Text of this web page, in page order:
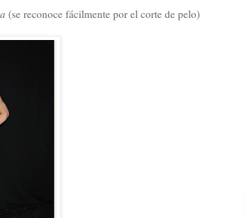
(se reconoce fácilmente por el corte de pelo)